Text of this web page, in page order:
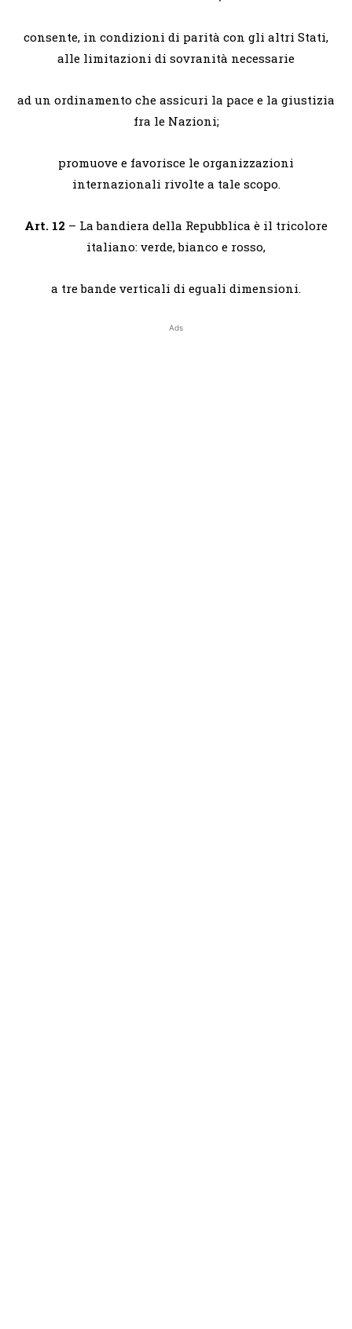
consente, in condizioni di parità con gli altri Stati,
alle limitazioni di sovranità necessarie
ad un ordinamento che assicuri la pace e la giustizia
fra le Nazioni;
promuove e favorisce le organizzazioni
internazionali rivolte a tale scopo.
Art. 12 – La bandiera della Repubblica è il tricolore
italiano: verde, bianco e rosso,
a tre bande verticali di eguali dimensioni.
Ads